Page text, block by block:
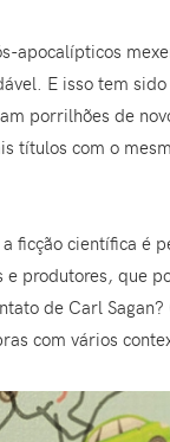
apocalípticos
E isso tem
porrilhões de
títulos com o
ficção científica é
e produtores, que
de Carl
com vários